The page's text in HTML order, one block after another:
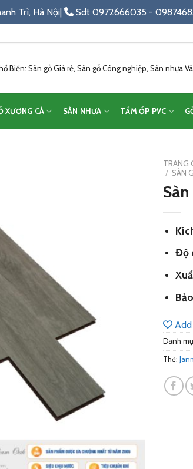
Trì, Hà Nội| Sdt 0972666035 -
Biến: Sàn gỗ Giá rẻ, Sàn gỗ Công nghiệp, Sàn nhựa
XƯƠNG CÁ SÀN NHỰA TẤM ỐP PVC
TRANG
/ SÀN
Độ
Danh
Thẻ: